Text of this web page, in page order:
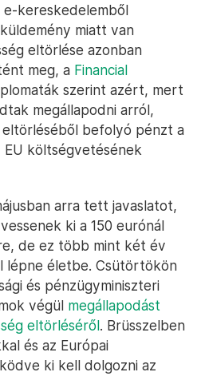
kereskedelemből
miatt van
eltörlése azonban
meg, a Financial
szerint azért, mert
megállapodni arról,
eltörléséből befolyó pénzt a
EU költségvetésének
arra tett javaslatot,
ki a 150 eurónál
de ez több mint két év
lépne életbe. Csütörtökön
és pénzügyminiszteri
végül megállapodást
eltörléséről. Brüsszelben
és az Európai
ki kell dolgozni az